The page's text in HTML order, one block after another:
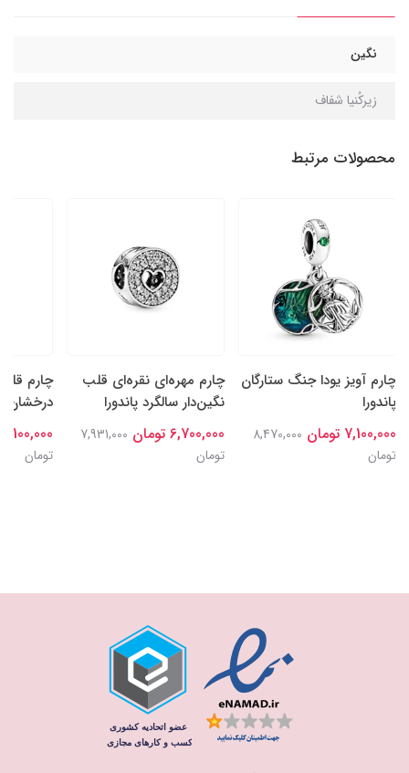
نگین
زیرکُنیا شفاف
محصولات مرتبط
چارم آویز یودا جنگ ستارگان
پاندورا
7,100,000 تومان
8,470,000
تومان
چارم مهره‌ای نقره‌ای قلب
نگین‌دار سالگرد پاندورا
6,700,000 تومان
7,931,000
تومان
چارم
درخشان
7,100,000 تومان
تومان